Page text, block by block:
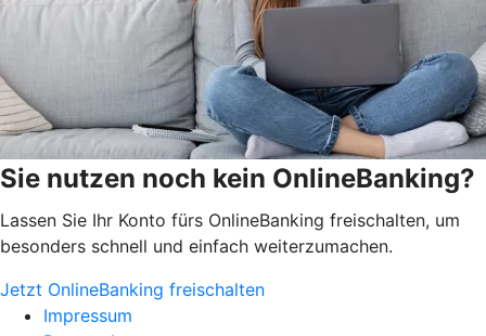
Sie nutzen noch kein OnlineBanking?
Lassen Sie Ihr Konto fürs OnlineBanking freischalten, um
besonders schnell und einfach weiterzumachen.
Jetzt OnlineBanking freischalten
Impressum